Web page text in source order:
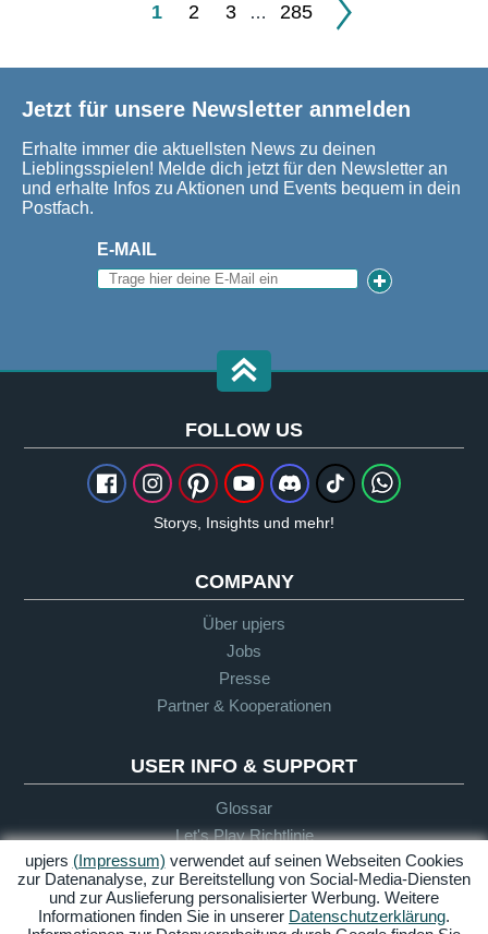
1 2 3 … 285
Jetzt für unsere Newsletter anmelden
Erhalte immer die aktuellsten News zu deinen
Lieblingsspielen! Melde dich jetzt für den Newsletter an
und erhalte Infos zu Aktionen und Events bequem in dein
Postfach.
E-MAIL
FOLLOW US
Storys, Insights und mehr!
COMPANY
Über upjers
Jobs
Presse
Partner & Kooperationen
USER INFO & SUPPORT
Glossar
Let's Play Richtlinie
Infos für Eltern
Support
upjers (Impressum) verwendet auf seinen Webseiten Cookies
zur Datenanalyse, zur Bereitstellung von Social-Media-Diensten
und zur Auslieferung personalisierter Werbung. Weitere
Informationen finden Sie in unserer Datenschutzerklärung.